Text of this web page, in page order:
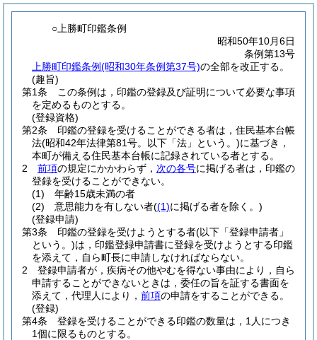
○上勝町印鑑条例
昭和50年10月6日
条例第13号
上勝町印鑑条例(昭和30年条例第37号)の全部を改正する。
(趣旨)
第1条
この条例は，印鑑の登録及び証明について必要な事項
を定めるものとする。
(登録資格)
第2条
印鑑の登録を受けることができる者は，住民基本台帳
法(昭和42年法律第81号。以下「法」という。)に基づき，
本町が備える住民基本台帳に記録されている者とする。
2
前項の規定にかかわらず， 次の各号に掲げる者は，印鑑の
登録を受けることができない。
(1)
年齢15歳未満の者
(2)
意思能力を有しない者((1)に掲げる者を除く。)
(登録申請)
第3条
印鑑の登録を受けようとする者(以下「登録申請者」
という。)は，印鑑登録申請書に登録を受けようとする印鑑
を添えて，自ら町長に申請しなければならない。
2
登録申請者が，疾病その他やむを得ない事由により，自ら
申請することができないときは，委任の旨を証する書面を
添えて，代理人により， 前項の申請をすることができる。
(登録)
第4条
登録を受けることができる印鑑の数量は，1人につき
1個に限るものとする。